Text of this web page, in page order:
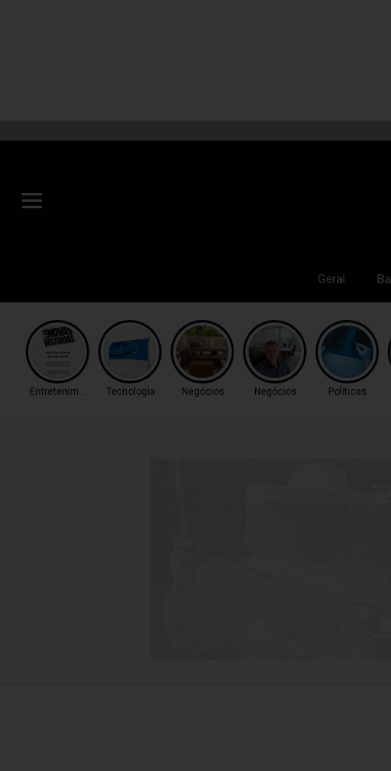
Geral
Entretenimento Tecnologia Negócios Negócios Políticas